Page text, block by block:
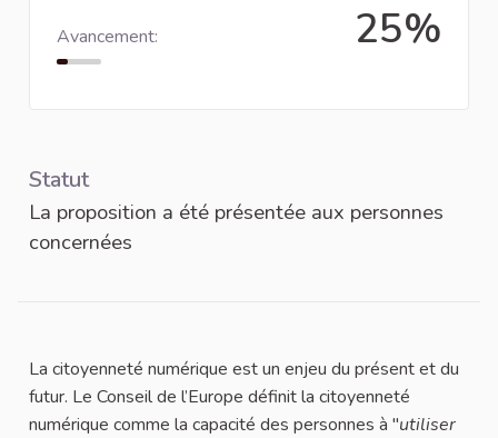
Avancement: 25%
Statut
La proposition a été présentée aux personnes
concernées
La citoyenneté numérique est un enjeu du présent et du
futur. Le Conseil de l’Europe définit la citoyenneté
numérique comme la capacité des personnes à "utiliser